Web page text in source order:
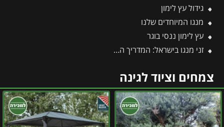
גידול עץ לימון
מנגו המיוחדים שלנו
עץ לימון ננסי בוגר
זני מנגו בישראל: המדריך המלא לזנים נדירים, מקומיים ובינלאומיים
צמחים וציוד לגינה